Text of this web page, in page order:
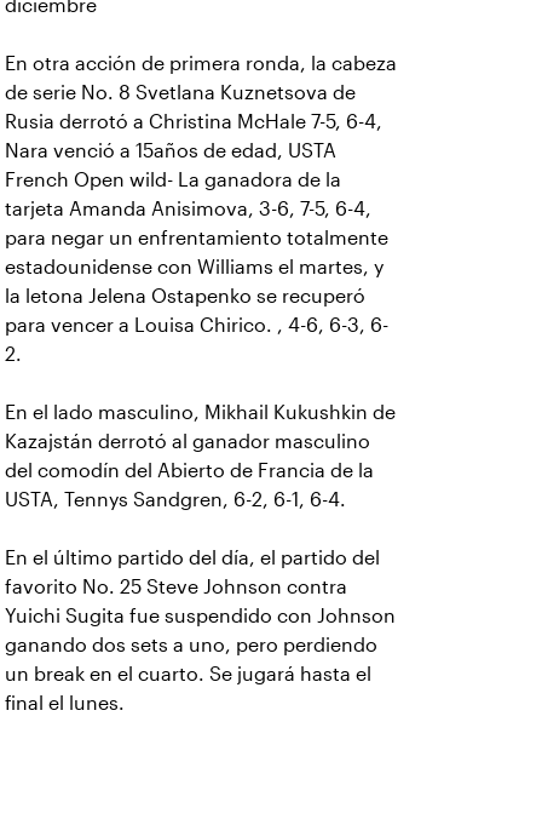
diciembre
En otra acción de primera ronda, la cabeza
de serie No. 8 Svetlana Kuznetsova de
Rusia derrotó a Christina McHale 7-5, 6-4,
Nara venció a 15años de edad, USTA
French Open wild- La ganadora de la
tarjeta Amanda Anisimova, 3-6, 7-5, 6-4,
para negar un enfrentamiento totalmente
estadounidense con Williams el martes, y
la letona Jelena Ostapenko se recuperó
para vencer a Louisa Chirico. , 4-6, 6-3, 6-
2.
En el lado masculino, Mikhail Kukushkin de
Kazajstán derrotó al ganador masculino
del comodín del Abierto de Francia de la
USTA, Tennys Sandgren, 6-2, 6-1, 6-4.
En el último partido del día, el partido del
favorito No. 25 Steve Johnson contra
Yuichi Sugita fue suspendido con Johnson
ganando dos sets a uno, pero perdiendo
un break en el cuarto. Se jugará hasta el
final el lunes.